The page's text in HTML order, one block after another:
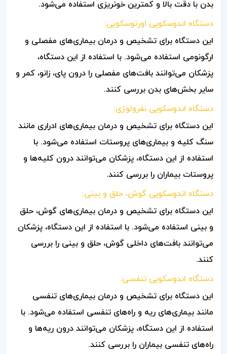
بدن با دقت بالا و کمترین خونریزی استفاده می‌شود.
دستگاه اندوسکوپی اورتوسکوپی:
این دستگاه برای تشخیص و درمان بیماری‌های مفصلی و
ارگونومی استفاده می‌شود. با استفاده از این دستگاه،
پزشکان می‌توانند بافت‌های مفصلی را درون پای، زانو، کمر و
سایر بخش‌های بدن بررسی کنند.
دستگاه اندوسکوپی نفرولوژی:
این دستگاه برای تشخیص و درمان بیماری‌های ادراری مانند
سنگ کلیه و بیماری‌های پروستات استفاده می‌شود. با
استفاده از این دستگاه، پزشکان می‌توانند درون کلیه‌ها و
پروستات بیماران را بررسی کنند.
دستگاه اندوسکوپی گوش، حلق و بینی:
این دستگاه برای تشخیص و درمان بیماری‌های گوش، حلق
و بینی استفاده می‌شود. با استفاده از این دستگاه، پزشکان
می‌توانند بافت‌های داخلی گوش، حلق و بینی را بررسی
کنند.
دستگاه اندوسکوپی تنفسی:
این دستگاه برای تشخیص و درمان بیماری‌های تنفسی
مانند بیماری‌های ریه و راه‌های تنفسی استفاده می‌شود. با
استفاده از این دستگاه، پزشکان می‌توانند درون ریه‌ها و
راه‌های تنفسی بیماران را بررسی کنند.